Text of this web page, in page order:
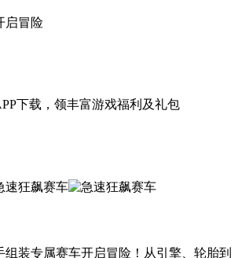
启冒险
下载 ，领丰富游戏福利 及礼包
组装专属赛车开启冒险！从引擎、轮胎到